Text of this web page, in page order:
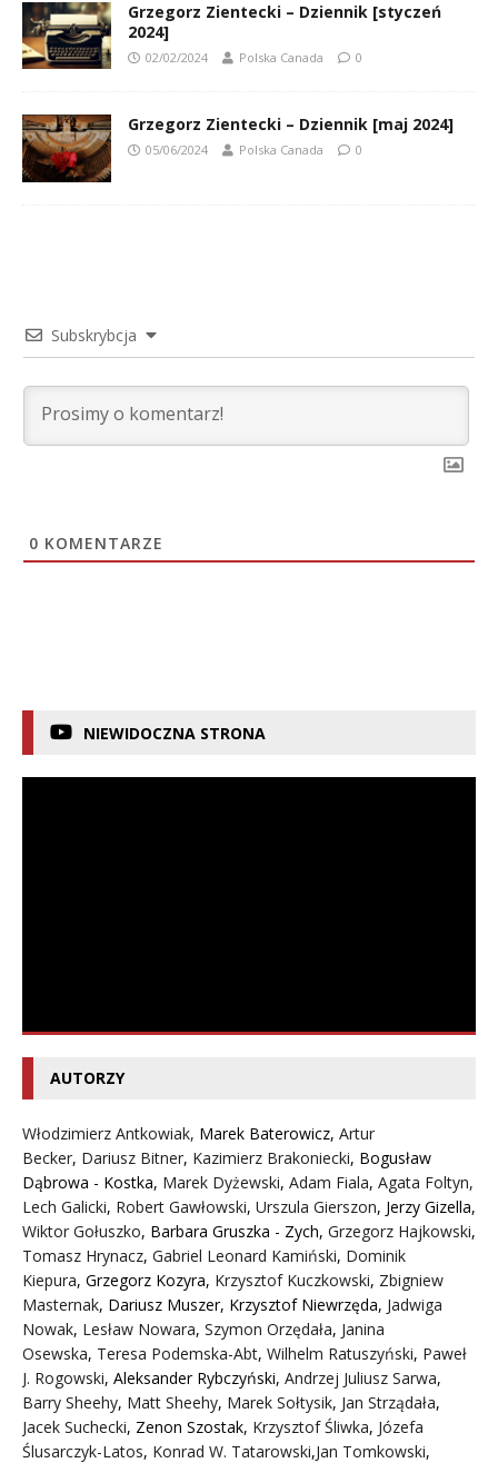
Grzegorz Zientecki – Dziennik [styczeń
2024]
02/02/2024 Polska Canada 0
Grzegorz Zientecki – Dziennik [maj 2024]
05/06/2024 Polska Canada 0
Subskrybcja
0 KOMENTARZE
NIEWIDOCZNA STRONA
AUTORZY
Włodzimierz Antkowiak, Marek Baterowicz, Artur
Becker, Dariusz Bitner, Kazimierz Brakoniecki, Bogusław
Dąbrowa - Kostka, Marek Dyżewski, Adam Fiala, Agata Foltyn,
Lech Galicki, Robert Gawłowski, Urszula Gierszon, Jerzy Gizella,
Wiktor Gołuszko, Barbara Gruszka - Zych, Grzegorz Hajkowski,
Tomasz Hrynacz, Gabriel Leonard Kamiński, Dominik
Kiepura, Grzegorz Kozyra, Krzysztof Kuczkowski, Zbigniew
Masternak, Dariusz Muszer, Krzysztof Niewrzęda, Jadwiga
Nowak, Lesław Nowara, Szymon Orzędała, Janina
Osewska, Teresa Podemska-Abt, Wilhelm Ratuszyński, Paweł
J. Rogowski, Aleksander Rybczyński, Andrzej Juliusz Sarwa,
Barry Sheehy, Matt Sheehy, Marek Sołtysik, Jan Strządała,
Jacek Suchecki, Zenon Szostak, Krzysztof Śliwka, Józefa
Ślusarczyk-Latos, Konrad W. Tatarowski,Jan Tomkowski,